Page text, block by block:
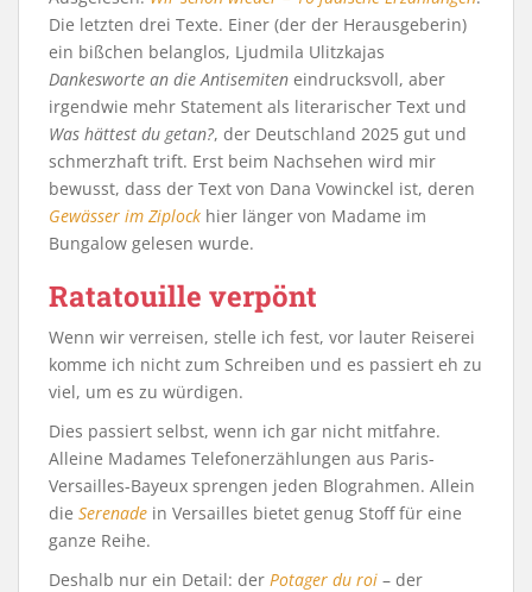
Die letzten drei Texte. Einer (der der Herausgeberin)
ein bißchen belanglos, Ljudmila Ulitzkajas
Dankesworte an die Antisemiten eindrucksvoll, aber
irgendwie mehr Statement als literarischer Text und
Was hättest du getan?, der Deutschland 2025 gut und
schmerzhaft trift. Erst beim Nachsehen wird mir
bewusst, dass der Text von Dana Vowinckel ist, deren
Gewässer im Ziplock hier länger von Madame im
Bungalow gelesen wurde.
Ratatouille verpönt
Wenn wir verreisen, stelle ich fest, vor lauter Reiserei
komme ich nicht zum Schreiben und es passiert eh zu
viel, um es zu würdigen.
Dies passiert selbst, wenn ich gar nicht mitfahre.
Alleine Madames Telefonerzählungen aus Paris-
Versailles-Bayeux sprengen jeden Blograhmen. Allein
die Serenade in Versailles bietet genug Stoff für eine
ganze Reihe.
Deshalb nur ein Detail: der Potager du roi – der